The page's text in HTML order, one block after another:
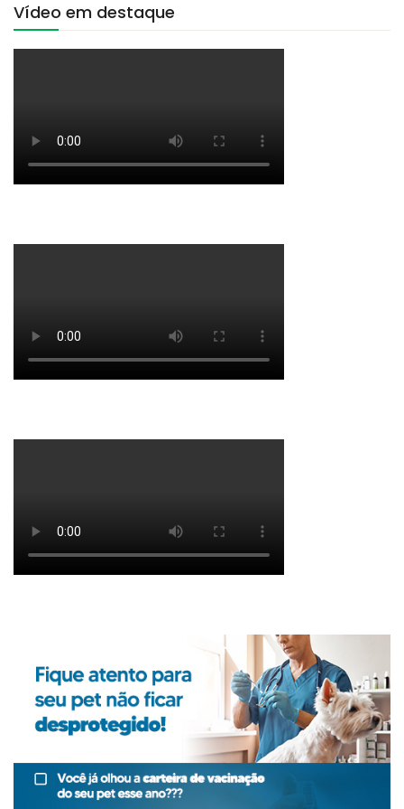
Vídeo em destaque